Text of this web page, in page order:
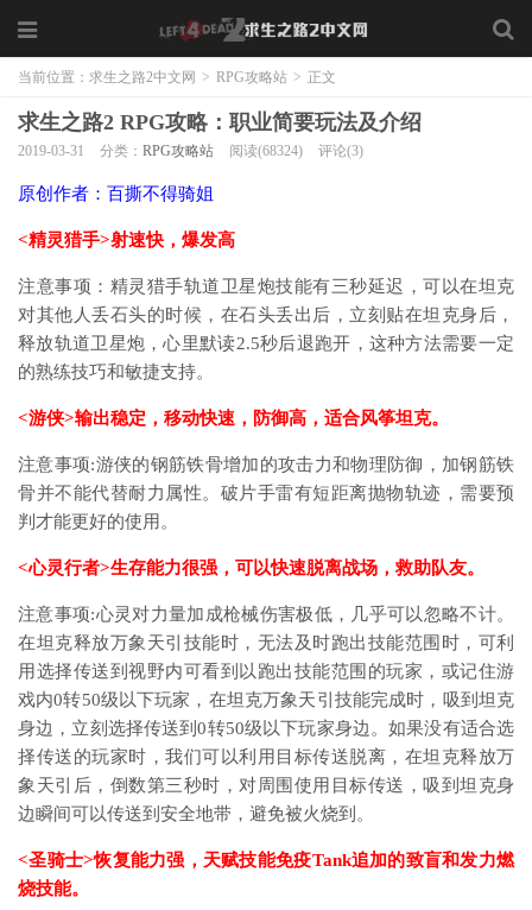
当前位置： 求生之路2中文网 > RPG攻略站 > 正文
求生之路2 RPG攻略：职业简要玩法及介绍
2019-03-31 分类： RPG攻略站 阅读(68324) 评论(3)
原创作者：百撕不得骑姐
<精灵猎手>射速快，爆发高
注意事项：精灵猎手轨道卫星炮技能有三秒延迟，可以在坦克
对其他人丢石头的时候，在石头丢出后，立刻贴在坦克身后，
释放轨道卫星炮，心里默读2.5秒后退跑开，这种方法需要一定
的熟练技巧和敏捷支持。
<游侠>输出稳定，移动快速，防御高，适合风筝坦克。
注意事项:游侠的钢筋铁骨增加的攻击力和物理防御，加钢筋铁
骨并不能代替耐力属性。破片手雷有短距离抛物轨迹，需要预
判才能更好的使用。
<心灵行者>生存能力很强，可以快速脱离战场，救助队友。
注意事项:心灵对力量加成枪械伤害极低，几乎可以忽略不计。
在坦克释放万象天引技能时，无法及时跑出技能范围时，可利
用选择传送到视野内可看到以跑出技能范围的玩家，或记住游
戏内0转50级以下玩家，在坦克万象天引技能完成时，吸到坦克
身边，立刻选择传送到0转50级以下玩家身边。如果没有适合选
择传送的玩家时，我们可以利用目标传送脱离，在坦克释放万
象天引后，倒数第三秒时，对周围使用目标传送，吸到坦克身
边瞬间可以传送到安全地带，避免被火烧到。
<圣骑士>恢复能力强，天赋技能免疫Tank追加的致盲和发力燃
烧技能。